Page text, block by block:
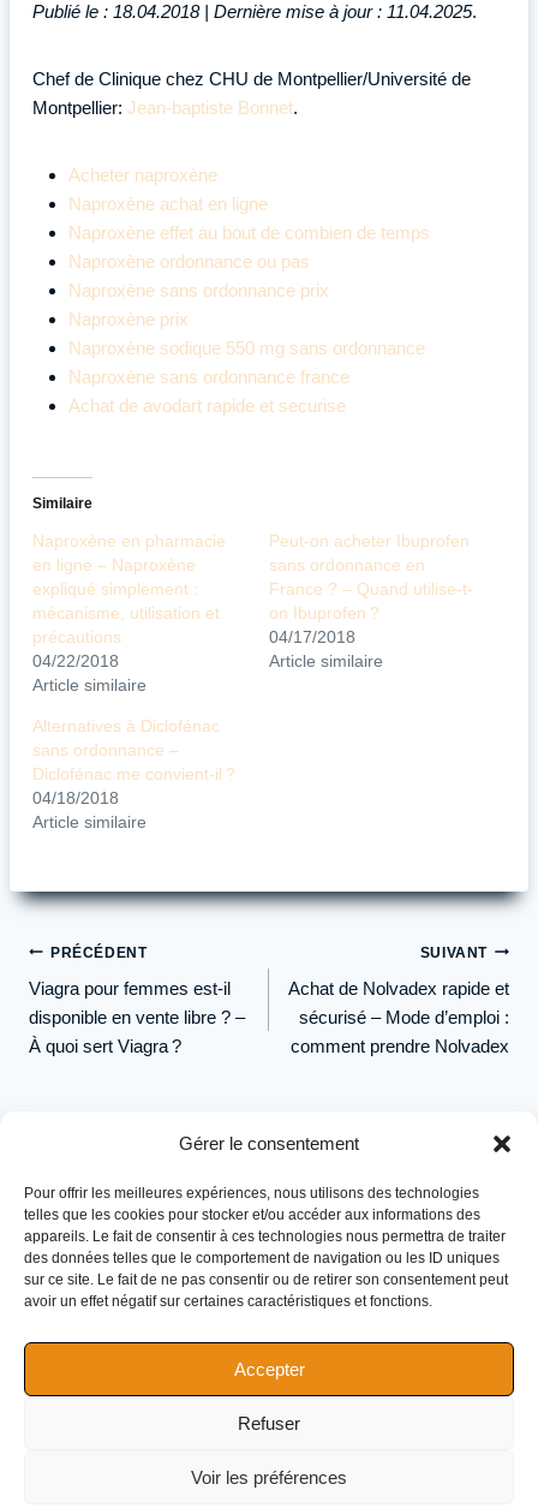
Gérer le consentement
Pour offrir les meilleures expériences, nous utilisons des technologies
telles que les cookies pour stocker et/ou accéder aux informations des
appareils. Le fait de consentir à ces technologies nous permettra de traiter
des données telles que le comportement de navigation ou les ID uniques
sur ce site. Le fait de ne pas consentir ou de retirer son consentement peut
avoir un effet négatif sur certaines caractéristiques et fonctions.
Accepter
Refuser
Voir les préférences
Publié le : 18.04.2018 | Dernière mise à jour : 11.04.2025.
Chef de Clinique chez CHU de Montpellier/Université de
Montpellier:Jean-baptiste Bonnet.
Acheter naproxène
Naproxène achat en ligne
Naproxène effet au bout de combien de temps
Naproxène ordonnance ou pas
Naproxène sans ordonnance prix
Naproxène prix
Naproxène sodique 550 mg sans ordonnance
Naproxène sans ordonnance france
Achat de avodart rapide et securise
Similaire
Naproxène en pharmacie
en ligne – Naproxène
expliqué simplement :
mécanisme, utilisation et
précautions
04/22/2018
Article similaire
Peut-on acheter Ibuprofen
sans ordonnance en
France ? – Quand utilise-t-
on Ibuprofen ?
04/17/2018
Article similaire
Alternatives à Diclofénac
sans ordonnance –
Diclofénac me convient-il ?
04/18/2018
Article similaire
Navigation
de
l’article
PRÉCÉDENT
Viagra pour femmes est-il
disponible en vente libre ? –
À quoi sert Viagra ?
SUIVANT
Achat de Nolvadex rapide et
sécurisé – Mode d’emploi :
comment prendre Nolvadex
Nutrition de performance pour athlètes d'endurance
Progression Guidée
© 2026 Nutriocus · Tous droits réservés